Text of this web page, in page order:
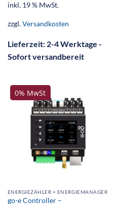
inkl. 19 % MwSt.
zzgl.Versandkosten
Lieferzeit: 2-4 Werktage -
Sofort versandbereit
0% MwSt
ENERGIEZÄHLER + ENERGIEMANAGER
go-e Controller –